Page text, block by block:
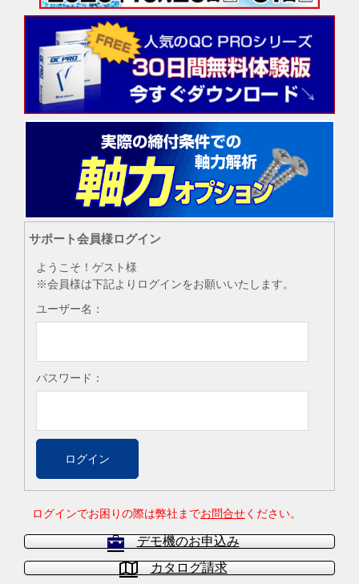
サポート会員様ログイン
ようこそ！ゲスト様
※会員様は下記よりログインをお願いいたします。
ユーザー名：
パスワード：
ログインでお困りの際は弊社までお問合せください。
デモ機のお申込み
カタログ請求